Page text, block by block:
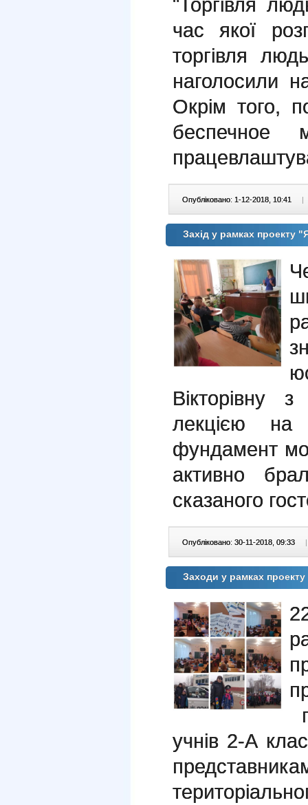
час якої
торгівля
наголосили
Окрім того,
беспечное
Опубліковано: 1-12-2018, 10:41 |
Захід у рамках
Вікторівну
лекцією на
фундамент
активно
сказаного
Опубліковано: 30-11-2018, 09:33 |
Заходи у рамках
учнів 2-А